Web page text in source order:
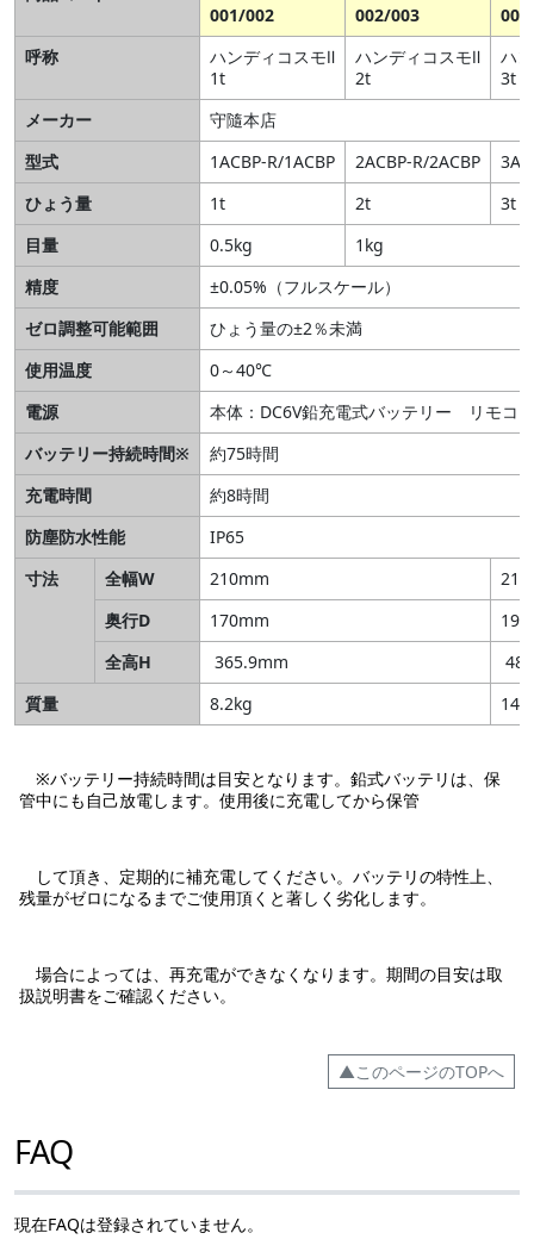
001/002
002/003
呼称
ハンディコスモⅡ
1t
ハンディコスモⅡ
2t
ハ
3t
メーカー
守隨本店
型式
1ACBP-R/1ACBP 2ACBP-R/2ACBP
ひょう量
1t 2t
3t
目量
0.5kg
1kg
精度
±0.05%（フルスケール）
ゼロ調整可能範囲
ひょう量の±2％未満
使用温度
0～40℃
電源
本体：DC6V鉛充電式バッテリー リモコ
バッテリー持続時間※
約75時間
充電時間
約8時間
防塵防水性能
IP65
寸法
全幅W 210mm
奥行D
170mm
全高H
365.9mm
質量
8.2kg
※バッテリー持続時間は目安となります。鉛式バッテリは、保
管中にも自己放電します。使用後に充電してから保管
して頂き、定期的に補充電してください。バッテリの特性上、
残量がゼロになるまでご使用頂くと著しく劣化します。
場合によっては、再充電ができなくなります。期間の目安は取
扱説明書をご確認ください。
▲このページのTOPへ
FAQ
現在FAQは登録されていません。